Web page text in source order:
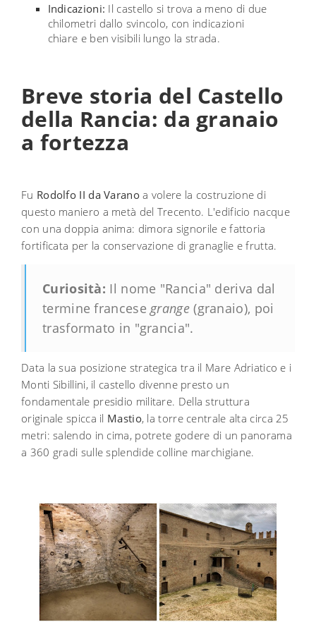
Indicazioni: Il castello si trova a meno di due
chilometri dallo svincolo, con indicazioni
chiare e ben visibili lungo la strada.
Breve storia del Castello
della Rancia: da granaio
a fortezza
Fu Rodolfo II da Varanoa volere la costruzione di
questo maniero a metà del Trecento. L'edificio nacque
con una doppia anima: dimora signorile e fattoria
fortificata per la conservazione di granaglie e frutta.
Curiosità: Il nome "Rancia" deriva dal
termine francesegrange(granaio), poi
trasformato in "grancia".
Data la sua posizione strategica tra il Mare Adriatico e i
Monti Sibillini, il castello divenne presto un
fondamentale presidio militare. Della struttura
originale spicca il Mastio, la torre centrale alta circa 25
metri: salendo in cima, potrete godere di un panorama
a 360 gradi sulle splendide colline marchigiane.